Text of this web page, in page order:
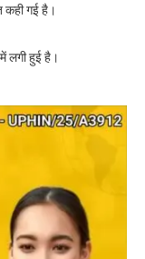
कही गई है।
लगी हुई है।